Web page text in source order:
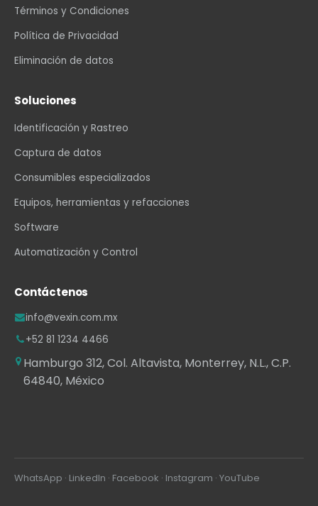
Términos y Condiciones
Política de Privacidad
Eliminación de datos
Soluciones
Identificación y Rastreo
Captura de datos
Consumibles especializados
Equipos, herramientas y refacciones
Software
Automatización y Control
Contáctenos
info@vexin.com.mx
+52 81 1234 4466
Hamburgo 312, Col. Altavista, Monterrey, N.L., C.P.
64840, México
WhatsApp · LinkedIn · Facebook · Instagram · YouTube